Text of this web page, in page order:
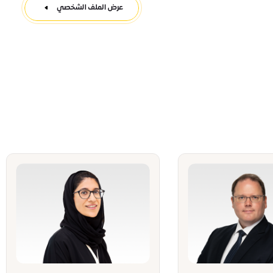
عرض الملف الشخصي